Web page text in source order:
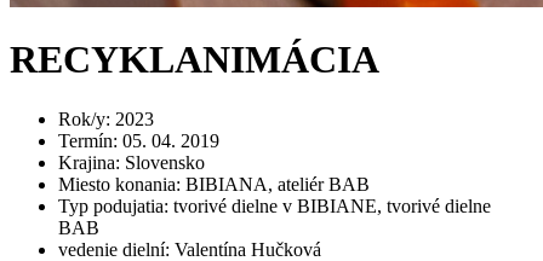
RECYKLANIMÁCIA
Rok/y: 2023
Termín: 05. 04. 2019
Krajina: Slovensko
Miesto konania: BIBIANA, ateliér BAB
Typ podujatia: tvorivé dielne v BIBIANE, tvorivé dielne
BAB
vedenie dielní: Valentína Hučková